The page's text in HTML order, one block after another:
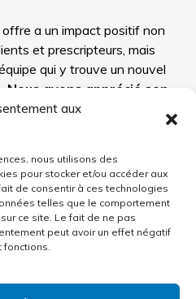
aux
nous utilisons des
pour stocker et/ou accéder aux
de consentir à ces technologies
telles que le comportement
ce site. Le fait de ne pas
peut avoir un effet négatif
fonctions.
a un impact positif non
et prescripteurs, mais
qui y trouve un nouvel
Nous avons apprécié son
écoute, sa créativité et